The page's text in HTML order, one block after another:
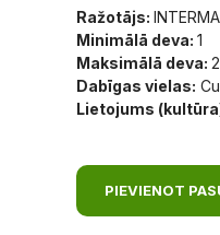
Ražotājs:
Minimālā deva: 1
Maksimālā deva: 2
Dabīgas vielas:
Lietojums
PIEVIENOT